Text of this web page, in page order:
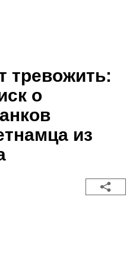
тревожить:
о
из